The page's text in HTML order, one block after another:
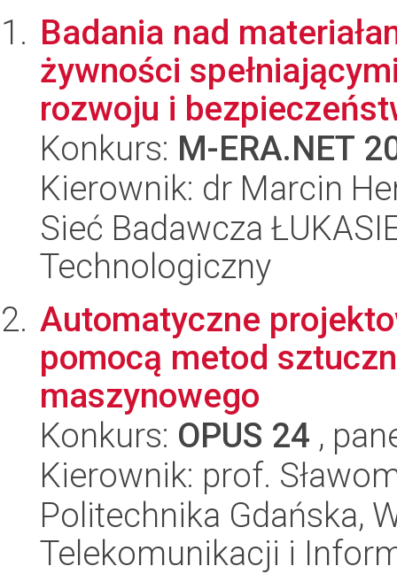
Badania nad
żywności
rozwoju i
Konkurs: M-ERA.NET
Kierownik: dr Marcin
Sieć Badawcza
Technologiczny
Automatyczne
pomocą metod
maszynowego
Konkurs: OPUS 24 ,
Kierownik: prof.
Politechnika Gdańska,
Telekomunikacji i